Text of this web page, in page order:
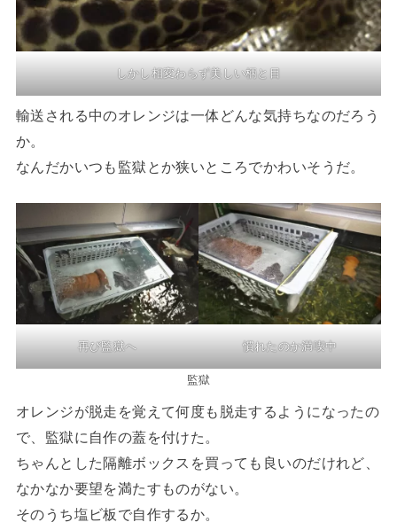
しかし相変わらず美しい柄と目
輸送される中のオレンジは一体どんな気持ちなのだろう
か。
なんだかいつも監獄とか狭いところでかわいそうだ。
再び監獄へ 慣れたのか満喫中
監獄
オレンジが脱走を覚えて何度も脱走するようになったの
で、監獄に自作の蓋を付けた。
ちゃんとした隔離ボックスを買っても良いのだけれど、
なかなか要望を満たすものがない。
そのうち塩ビ板で自作するか。